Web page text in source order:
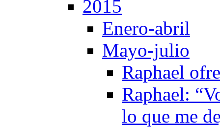
2015
Enero-abril
Mayo-julio
Raphael
Raphael:
lo que me